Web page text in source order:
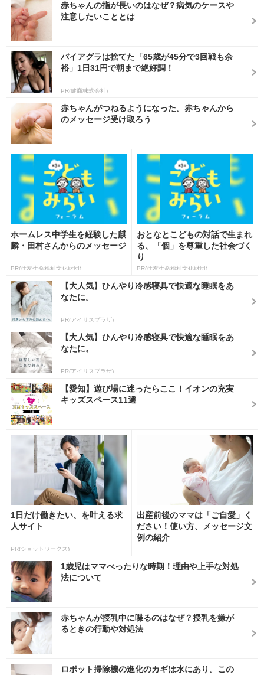
赤ちゃんの指が長いのはなぜ？病気のケースや
注意したいこととは
バイアグラは捨てた「65歳が45分で3回戦も余
裕」1日31円で朝まで絶好調！
PR(健商株式会社)
赤ちゃんがつねるようになった。赤ちゃんから
のメッセージ受け取ろう
ホームレス中学生を経験した麒
麟・田村さんからのメッセージ
PR(住友生命福祉文化財団)
おとなとこどもの対話で生まれ
る、「個」を尊重した社会づく
り
PR(住友生命福祉文化財団)
【大人気】ひんやり冷感寝具で快適な睡眠をあ
なたに。
PR(アイリスプラザ)
【大人気】ひんやり冷感寝具で快適な睡眠をあ
なたに。
PR(アイリスプラザ)
【愛知】遊び場に迷ったらここ！イオンの充実
キッズスペース11選
1日だけ働きたい、を叶える求
人サイト
PR(ショットワークス)
出産前後のママは「ご自愛」く
ださい！使い方、メッセージ文
例の紹介
1歳児はママべったりな時期！理由や上手な対処
法について
赤ちゃんが授乳中に喋るのはなぜ？授乳を嫌が
るときの行動や対処法
ロボット掃除機の進化のカギは水にあり。この